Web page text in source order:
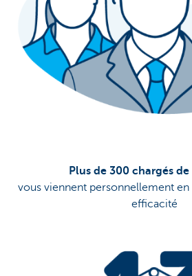
Plus de 300 chargés
vous viennent personnellement
efficacité